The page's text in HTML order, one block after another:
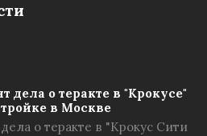
дела о теракте в "Крокусе"
в Москве
о теракте в "Крокус Сити